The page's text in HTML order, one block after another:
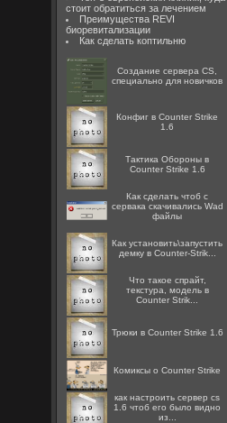
стоит обратиться за лечением
Преимущества REVI
биоревитализации
Как сделать коптильню
Создание сервера CS,
специально для новичков
Конфиг в Counter Strike
1.6
Тактика Обороны в
Counter Strike 1.6
Как сделать чтоб с
сервака скачивались Wad
файлы
Как установить\запустить
демку в Counter-Strik...
Что такое спрайт,
текстура, модель в
Counter Strik...
Трюки в Counter Strike 1.6
Комиксы о Counter Strike
как настроить сервер cs
1.6 чтоб его было видно
из...